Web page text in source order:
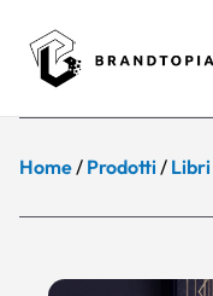
Home/ Prodotti / Libri